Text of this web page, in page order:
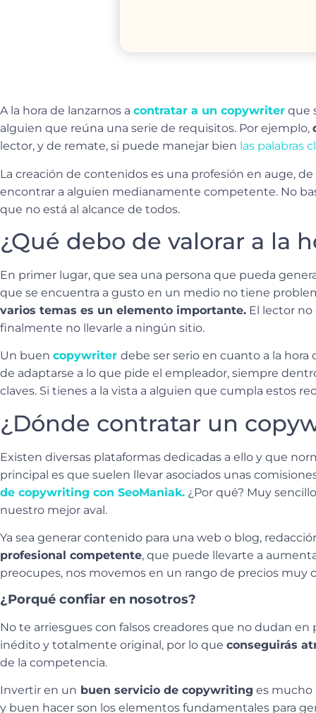
A la hora de lanzarnos a contratar a un copywriter que
alguien que reúna una serie de requisitos. Por ejemplo,
lector, y de remate, si puede manejar bien las palabras
La creación de contenidos es una profesión en auge,
encontrar a alguien medianamente competente. No
que no está al alcance de todos.
¿Qué debo de valorar a la
En primer lugar, que sea una persona que pueda
que se encuentra a gusto en un medio no tiene
varios temas es un elemento importante. El lector no
finalmente no llevarle a ningún sitio.
Un buen copywriter debe ser serio en cuanto a la
de adaptarse a lo que pide el empleador, siempre
claves. Si tienes a la vista a alguien que cumpla estos
¿Dónde contratar un
Existen diversas plataformas dedicadas a ello y que
principal es que suelen llevar asociados unas
de copywriting con SeoManiak. ¿Por qué? Muy
nuestro mejor aval.
Ya sea generar contenido para una web o blog,
profesional competente, que puede llevarte a
preocupes, nos movemos en un rango de precios
¿Porqué confiar en nosotros?
No te arriesgues con falsos creadores que no dudan
inédito y totalmente original, por lo que conseguirás
de la competencia.
Invertir en un buen servicio de copywriting es mucho
y buen hacer son los elementos fundamentales para